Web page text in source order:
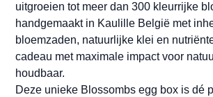
uitgroeien tot meer dan 300 kleurrijke
handgemaakt in Kaulille België met
bloemzaden, natuurlijke klei en
cadeau met maximale impact voor
houdbaar.
Deze unieke Blossombs egg box is dé